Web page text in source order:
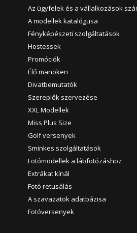
Az ügyfelek és a vállalkozások
A modellek katalógusa
Fényképészeti szolgáltatások
Hostessek
Promóciók
Élő manöken
Divatbemutatók
Szereplők szervezése
XXL Modellek
Miss Plus Size
Golf versenyek
Sminkes szolgáltatások
Fotómodellek a lábfotózáshoz
Extrákat kínál
Fotó retusálás
A szavazatok adatbázisa
Fotóversenyek